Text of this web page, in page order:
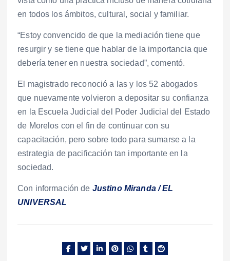
en todos los ámbitos, cultural, social y familiar.
“Estoy convencido de que la mediación tiene que
resurgir y se tiene que hablar de la importancia que
debería tener en nuestra sociedad”, comentó.
El magistrado reconoció a las y los 52 abogados
que nuevamente volvieron a depositar su confianza
en la Escuela Judicial del Poder Judicial del Estado
de Morelos con el fin de continuar con su
capacitación, pero sobre todo para sumarse a la
estrategia de pacificación tan importante en la
sociedad.
Con información de Justino Miranda / EL
UNIVERSAL